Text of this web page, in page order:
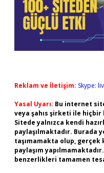
Reklam ve İletişim: Skype:
Yasal Uyarı: Bu internet
veya şahıs şirketi ile hiçbir
Sitede yalnızca kendi
paylaşılmaktadır. Burada
taşımamakta olup, gerçek
paylaşım
benzerlikleri tamamen